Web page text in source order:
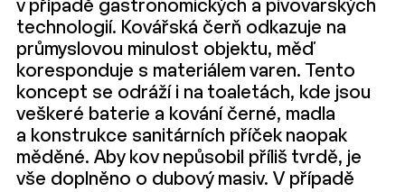
v případě gastronomických a pivovarských
technologií. Kovářská čerň odkazuje na
průmyslovou minulost objektu, měď
koresponduje s materiálem varen. Tento
koncept se odráží i na toaletách, kde jsou
veškeré baterie a kování černé, madla
a konstrukce sanitárních příček naopak
měděné. Aby kov nepůsobil příliš tvrdě, je
vše doplněno o dubový masiv. V případě